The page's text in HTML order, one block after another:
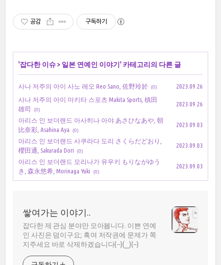
공감 구독하기
'잡다한 이슈> 일본 연예인 이야기 ' 카테고리의 다른 글
사나 저주의 아이 사노 레오 Reo Sano, 佐野玲於 (0)
2023.09.26
사나 저주의 아이 마키타 스포츠 Makita Sports, 槙田
雄司
(0)
2023.09.26
아리스 인 보더랜드 아사히나 아야 あさひなあや, 朝
比奈彩, Asahina Aya
(0)
2023.09.03
아리스 인 보더랜드 사쿠라다 도리 さくらだどおり,
櫻田通, Sakurada Dori
(0)
2023.09.03
아리스 인 보더랜드 모리나가 유우키 もりながゆう
き, 森永悠希, Morinaga Yuki
(0)
2023.09.03
쌓여가는 이야기..
잡다한 제 관심 분야만 모아봅니다. 이쁜 연예
인 사진은 덤이구요; 혹여 저작권에 문제가 쪽
지주세요 바로 삭제하겠습니다(--)(__)(--)